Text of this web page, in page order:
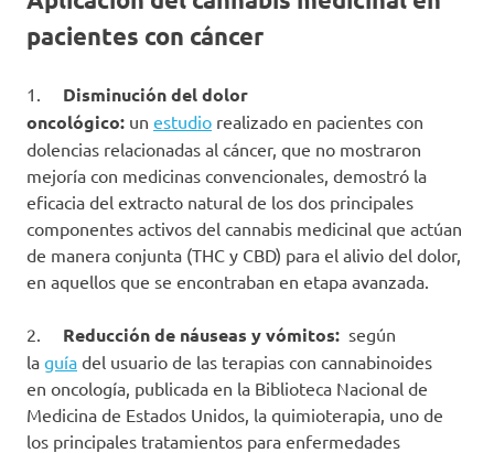
pacientes con cáncer
1. Disminución del dolor
oncológico: un estudio realizado en pacientes con
dolencias relacionadas al cáncer, que no mostraron
mejoría con medicinas convencionales, demostró la
eficacia del extracto natural de los dos principales
componentes activos del cannabis medicinal que actúan
de manera conjunta (THC y CBD) para el alivio del dolor,
en aquellos que se encontraban en etapa avanzada.
2. Reducción de náuseas y vómitos: según
la guía del usuario de las terapias con cannabinoides
en oncología, publicada en la Biblioteca Nacional de
Medicina de Estados Unidos, la quimioterapia, uno de
los principales tratamientos para enfermedades